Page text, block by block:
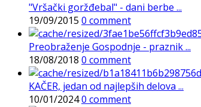
"Vršački goržđebal" - dani berbe ...
19/09/2015 0 comment
Preobraženje Gospodnje - praznik ...
18/08/2018 0 comment
KAČER, jedan od najlepših delova ...
10/01/20240 comment